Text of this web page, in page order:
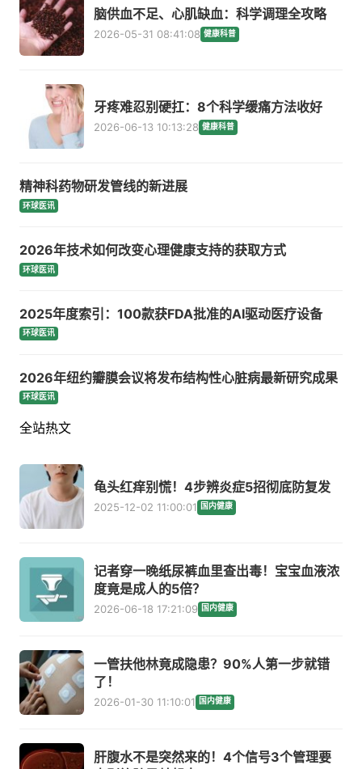
脑供血不足、心肌缺血：科学调理全攻略
2026-05-31 08:41:08 健康科普
牙疼难忍别硬扛：8个科学缓痛方法收好
2026-06-13 10:13:28 健康科普
精神科药物研发管线的新进展
环球医讯
2026年技术如何改变心理健康支持的获取方式
环球医讯
2025年度索引：100款获FDA批准的AI驱动医疗设备
环球医讯
2026年纽约瓣膜会议将发布结构性心脏病最新研究成果
环球医讯
全站热文
龟头红痒别慌！4步辨炎症5招彻底防复发
2025-12-02 11:00:01 国内健康
记者穿一晚纸尿裤血里查出毒！宝宝血液浓
度竟是成人的5倍？
2026-06-18 17:21:09 国内健康
一管扶他林竟成隐患？90%人第一步就错
了！
2026-01-30 11:10:01 国内健康
肝腹水不是突然来的！4个信号3个管理要